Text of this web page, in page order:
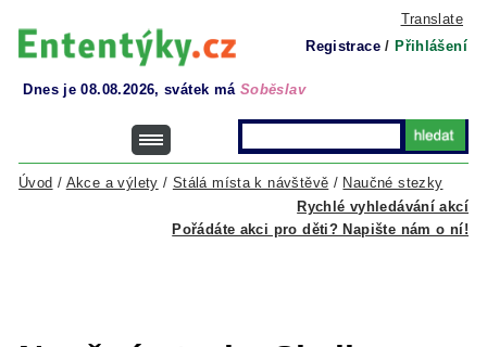
Translate
Registrace / Přihlášení
Dnes je 08.08.2026, svátek má Soběslav
Rychlé vyhledávání akcí
Úvod / Akce a výlety / Stálá místa k návštěvě / Naučné stezky
Pořádáte akci pro děti? Napište nám o ní!